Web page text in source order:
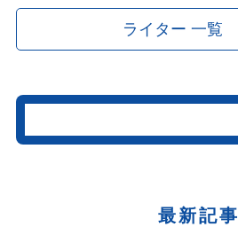
ライター 一覧
最新記事